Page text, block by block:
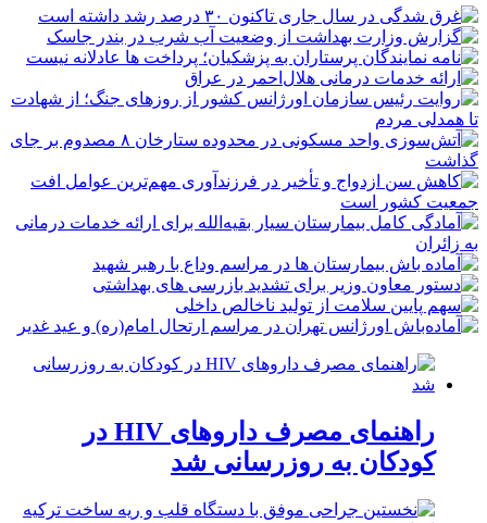
راهنمای مصرف داروهای HIV در
کودکان به روزرسانی شد